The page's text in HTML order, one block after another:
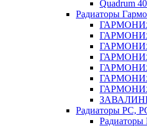
Quadrum
Радиаторы
Радиаторы РС,
Радиаторы